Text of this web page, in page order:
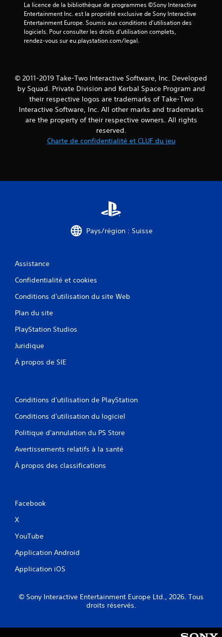
La licence de la bibliothèque de programmes ©Sony Interactive
Entertainment Inc. est la propriété exclusive de Sony Interactive
Entertainment Europe. Soumis aux conditions d’utilisation des
logiciels. Pour consulter les droits d’utilisation complets,
rendez-vous sur eu.playstation.com/legal.
© 2011-2019 Take-Two Interactive Software, Inc. Developed
by Squad. Private Division and Kerbal Space Program and
their respective logos are trademarks of Take-Two
Interactive Software, Inc. All other marks and trademarks
are the property of their respective owners. All rights
reserved.
Charte de confidentialité et CLUF du jeu
Pays/région : Suisse
Assistance
Confidentialité et cookies
Conditions d'utilisation du site Web
Plan du site
PlayStation Studios
Juridique
À propos de SIE
Conditions d'utilisation de PlayStation
Conditions d'utilisation du logiciel
Politique d'annulation du PS Store
Avertissements relatifs à la santé
À propos des classifications
Facebook
X
YouTube
Application Android
Application iOS
© Sony Interactive Entertainment Europe Ltd., 2026. Tous
droits réservés.